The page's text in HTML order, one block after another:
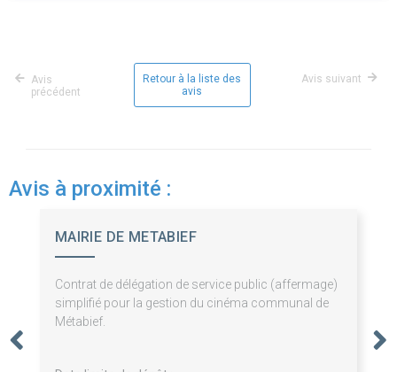
Avis
précédent
Retour à la liste des
avis
Avis suivant
Avis à proximité :
MAIRIE DE METABIEF
Contrat de délégation de service public (affermage)
simplifié pour la gestion du cinéma communal de
Métabief.